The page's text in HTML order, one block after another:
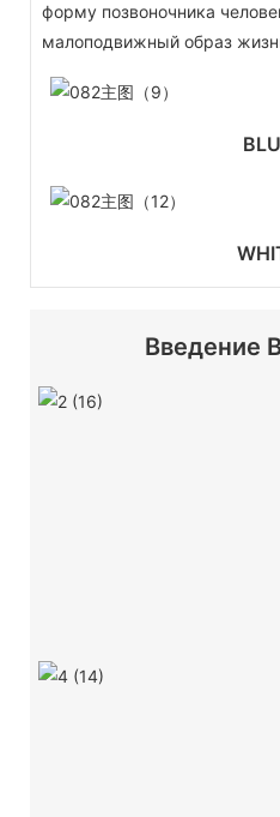
форму позвоночника
малоподвижный образ
Введение